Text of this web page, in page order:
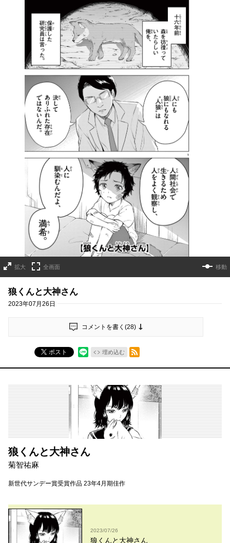
拡大 全画面 移動
狼くんと大神さん
2023年07月26日
コメントを書く(28)
ポスト 埋め込む
RSSフィード
狼くんと大神さん
菊智祐麻
新世代サンデー賞受賞作品 23年4月期佳作
2023/07/26
狼くんと大神さん